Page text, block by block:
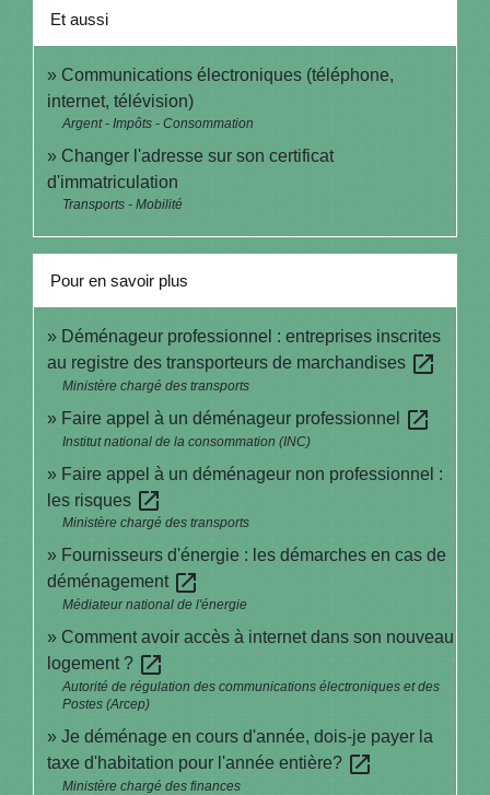
Et aussi
Communications électroniques (téléphone,
internet, télévision)
Argent - Impôts - Consommation
Changer l'adresse sur son certificat
d'immatriculation
Transports - Mobilité
Pour en savoir plus
Déménageur professionnel : entreprises inscrites
au registre des transporteurs de marchandises open_in_new
Ministère chargé des transports
Faire appel à un déménageur professionnel open_in_new
Institut national de la consommation (INC)
Faire appel à un déménageur non professionnel :
les risques open_in_new
Ministère chargé des transports
Fournisseurs d'énergie : les démarches en cas de
déménagement open_in_new
Médiateur national de l'énergie
Comment avoir accès à internet dans son nouveau
logement ? open_in_new
Autorité de régulation des communications électroniques et des
Postes (Arcep)
Je déménage en cours d'année, dois-je payer la
taxe d'habitation pour l'année entière? open_in_new
Ministère chargé des finances